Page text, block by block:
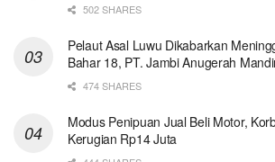
502 SHARES
Pelaut Asal Luwu Dikabarkan
Bahar 18, PT. Jambi Anugerah
474 SHARES
Modus Penipuan Jual Beli Motor,
Kerugian Rp14 Juta